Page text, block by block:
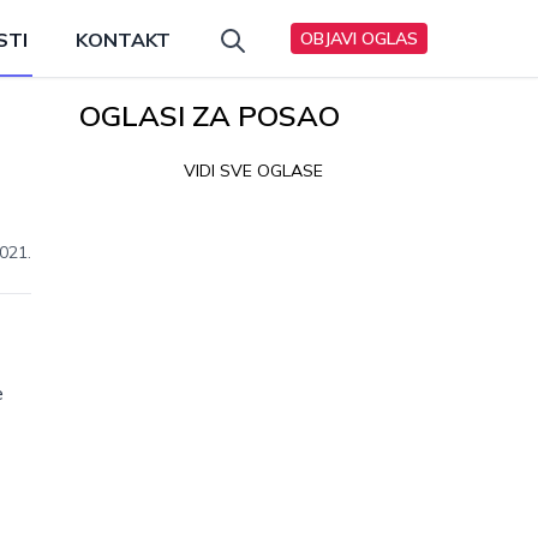
KONTAKT OBJAVI OGLAS
OGLASI ZA POSAO
VIDI SVE OGLASE